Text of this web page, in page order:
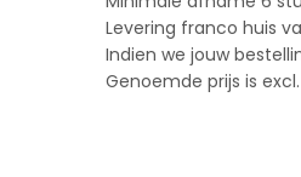
Levering franco huis
Indien we jouw
Genoemde prijs is